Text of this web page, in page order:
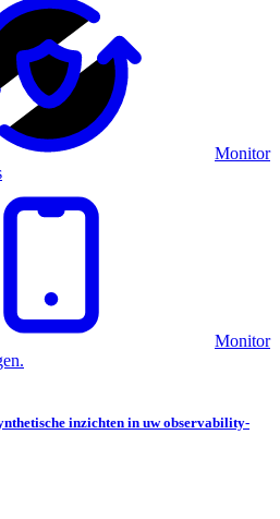
Monitor
Monitor
inzichten in uw observability-